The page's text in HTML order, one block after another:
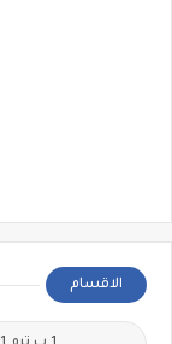
الاقسام